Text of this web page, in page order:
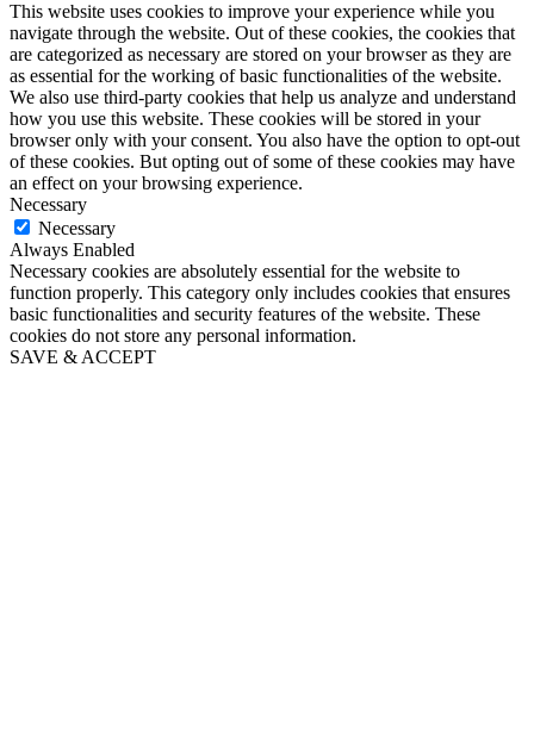
This website uses cookies to improve your experience while you
navigate through the website. Out of these cookies, the cookies that
are categorized as necessary are stored on your browser as they are
as essential for the working of basic functionalities of the website.
We also use third-party cookies that help us analyze and understand
how you use this website. These cookies will be stored in your
browser only with your consent. You also have the option to opt-out
of these cookies. But opting out of some of these cookies may have
an effect on your browsing experience.
Necessary
Necessary
Always Enabled
Necessary cookies are absolutely essential for the website to
function properly. This category only includes cookies that ensures
basic functionalities and security features of the website. These
cookies do not store any personal information.
SAVE & ACCEPT